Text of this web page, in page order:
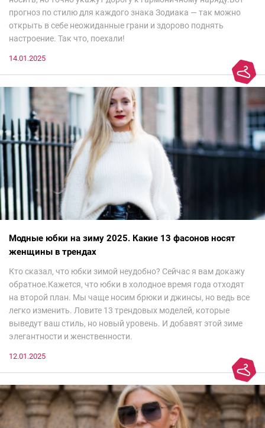
прогноз по стилю для каждого знака Зодиака — так можно
открыть в себе неожиданные грани и здорово поднять
настроение. Так что, поехали!
14.01.2025
Модные юбки на зиму 2025. Какие 13 фасонов носят
женщины в трендах
Кто сказал, что юбки зимой неудобно? Сейчас я вам докажу
обратное.Кажется, что юбки в холодное время года отходят
на второй план. Мы чаще носим брюки и джинсы, но ведь все
легко изменить. Ловите 13 трендовых моделей, которые
выведут ваш стиль, но новый уровень. И добавят этой зиме
элегантности и женственности.
12.01.2025